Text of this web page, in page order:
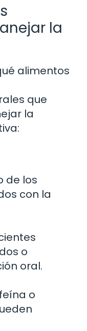
la
alimentos
que
la
de los
con la
o
oral.
o